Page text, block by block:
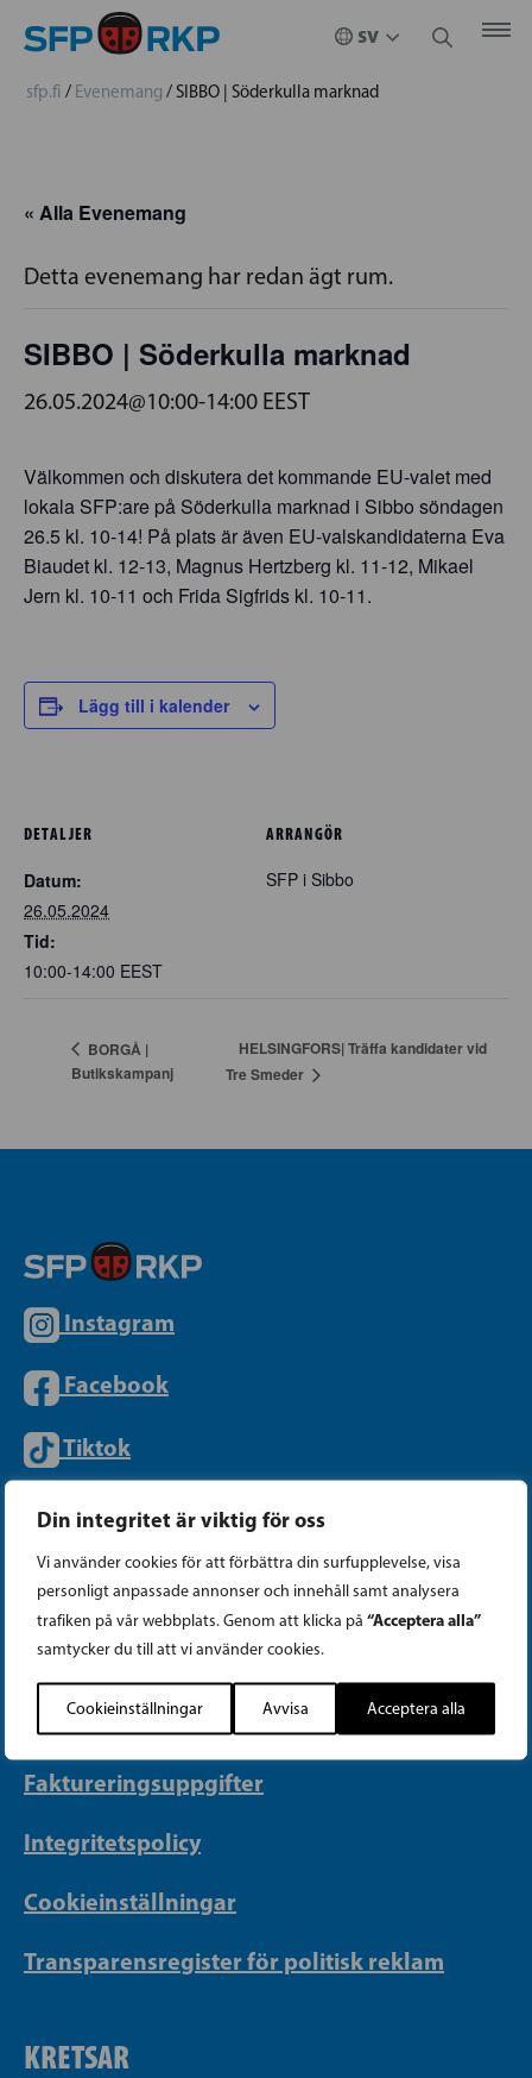
Din integritet är viktig för oss
Vi använder cookies för att förbättra din surfupplevelse, visa
personligt anpassade annonser och innehåll samt analysera
trafiken på vår webbplats. Genom att klicka på “Acceptera alla”
samtycker du till att vi använder cookies.
Cookieinställningar Avvisa Acceptera alla
sfp.fi / Evenemang / SIBBO | Söderkulla marknad
« Alla Evenemang
Detta evenemang har redan ägt rum.
SIBBO | Söderkulla marknad
26.05.2024@10:00-14:00 EEST
Välkommen och diskutera det kommande EU-valet med
lokala SFP:are på Söderkulla marknad i Sibbo söndagen
26.5 kl. 10-14! På plats är även EU-valskandidaterna Eva
Biaudet kl. 12-13, Magnus Hertzberg kl. 11-12, Mikael
Jern kl. 10-11 och Frida Sigfrids kl. 10-11.
Lägg till i kalender
DETALJER
Datum:
26.05.2024
Tid:
10:00-14:00 EEST
ARRANGÖR
SFP i Sibbo
BORGÅ |
Butikskampanj
HELSINGFORS| Träffa kandidater vid
Tre Smeder
Instagram
Facebook
Tiktok
PARTIKANSLIET
Telefon (09) 693 070
PB 430, 00101 Helsingfors
Georgsgatan 27, 00100 Helsingfors
info@sfp.fi
Faktureringsuppgifter
Integritetspolicy
Cookieinställningar
Transparensregister för politisk reklam
KRETSAR